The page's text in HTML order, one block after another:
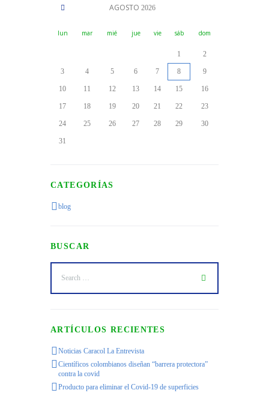
AGOSTO 2026
lun mar mié jue vie sáb dom
1 2
3 4 5 6 7 8 9
10 11 12 13 14 15 16
17 18 19 20 21 22 23
24 25 26 27 28 29 30
31
CATEGORÍAS
blog
BUSCAR
ARTÍCULOS RECIENTES
Noticias Caracol La Entrevista
Científicos colombianos diseñan “barrera protectora”
contra la covid
Producto para eliminar el Covid-19 de superficies